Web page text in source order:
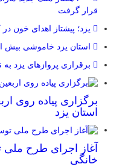
قرار گرفت
یزد؛ پیشتاز اهدای خون
استان یزد خاموشی بیش
برقراری پرواز‌های یزد به
استان یزد
آغاز اجرای طرح
خانگی